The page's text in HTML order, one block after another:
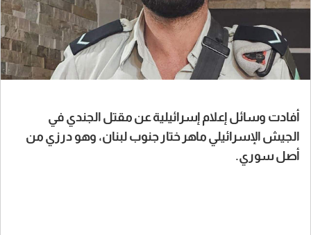
أفادت وسائل إعلام إسرائيلية عن مقتل الجندي في
الجيش الإسرائيلي ماهر ختار جنوب لبنان، وهو درزي من
أصل سوري.